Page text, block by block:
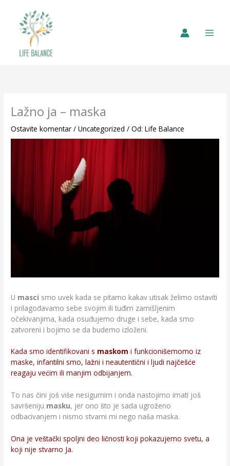
Lažno ja – maska
Ostavite komentar /Uncategorized / Od: Life Balance
U masci smo uvek kada se pitamo kakav utisak želimo ostaviti
i prilagođavamo sebe svojim ili tuđim zamišljenim
očekivanjima, kada osuđujemo druge i sebe, kada smo
zatvoreni i bojimo se da budemo izloženi.
Kada smo identifikovani s maskom i funkcionišemomo iz
maske, infantilni smo, lažni i neautentični i ljudi najčešće
reagaju većim ili manjim odbijanjem.
To nas čini još više nesigurnim i onda nastojimo imati još
savršeniju masku, jer ono što je sada ugroženo
odbacivanjem i nismo stvarni mi nego naša maska.
Ona je veštački spoljni deo ličnosti koji pokazujemo svetu, a
koji nije stvarno Ja.